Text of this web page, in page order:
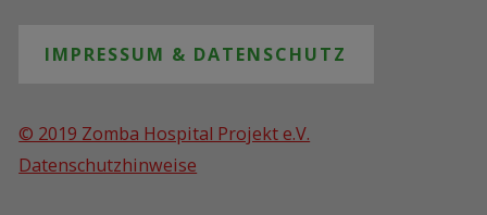
IMPRESSUM & DATENSCHUTZ
© 2019 Zomba Hospital Projekt e.V.
Datenschutzhinweise